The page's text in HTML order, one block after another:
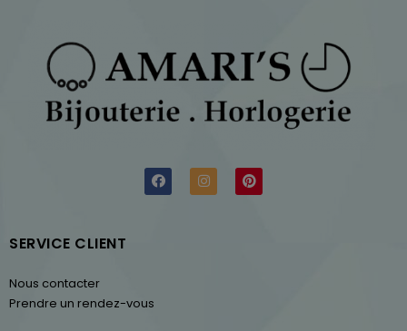
SERVICE CLIENT
Nous contacter
Prendre un rendez-vous